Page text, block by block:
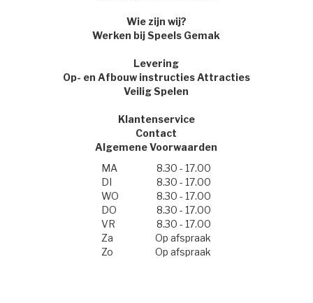
Wie zijn wij?
Werken bij Speels Gemak
Levering
Op- en Afbouw instructies Attracties
Veilig Spelen
Klantenservice
Contact
Algemene Voorwaarden
MA
8.30 - 17.00
DI
8.30 - 17.00
WO
8.30 - 17.00
DO
8.30 - 17.00
VR
8.30 - 17.00
Za
Op afspraak
Zo
Op afspraak